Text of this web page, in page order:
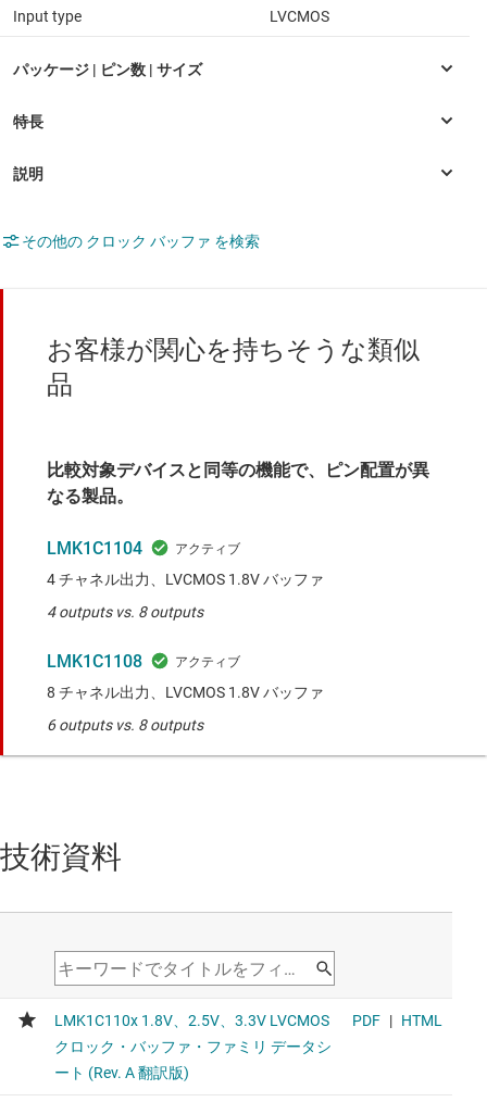
Input type LVCMOS
その他の クロック バッファ を検索
お客様が関心を持ちそうな類似
品
比較対象デバイスと同等の機能で、ピン配置が異
なる製品。
LMK1C1104
4 チャネル出力、LVCMOS 1.8V バッファ
4 outputs vs. 8 outputs
LMK1C1108
8 チャネル出力、LVCMOS 1.8V バッファ
6 outputs vs. 8 outputs
技術資料